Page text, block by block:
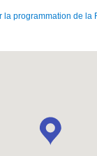
la programmation de la